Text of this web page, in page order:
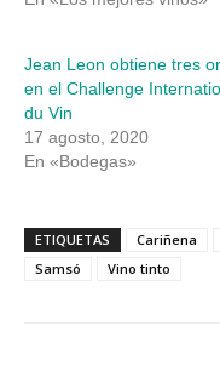
Jean Leon obtiene tres
en el Challenge
du Vin
17 agosto, 2020
En «Bodegas»
ETIQUETAS Cariñena
Samsó
Vino tinto